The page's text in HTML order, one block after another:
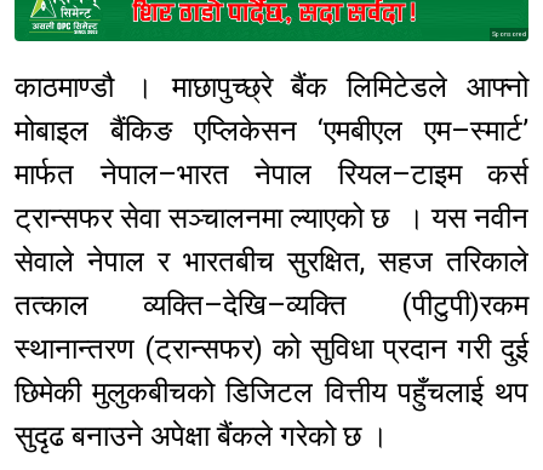
Sponsored
काठमाण्डौ । माछापुच्छ्रे बैंक लिमिटेडले आफ्नो
मोबाइल बैंकिङ एप्लिकेसन ‘एमबीएल एम–स्मार्ट’
मार्फत नेपाल–भारत नेपाल रियल–टाइम कर्स
ट्रान्सफर सेवा सञ्चालनमा ल्याएको छ । यस नवीन
सेवाले नेपाल र भारतबीच सुरक्षित, सहज तरिकाले
तत्काल व्यक्ति–देखि–व्यक्ति (पीटुपी)रकम
स्थानान्तरण (ट्रान्सफर) को सुविधा प्रदान गरी दुई
छिमेकी मुलुकबीचको डिजिटल वित्तीय पहुँचलाई थप
सुदृढ बनाउने अपेक्षा बैंकले गरेको छ ।